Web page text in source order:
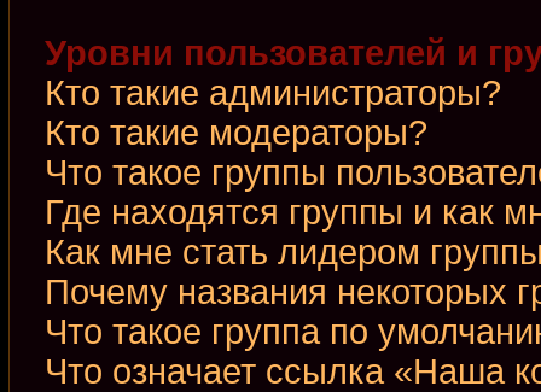
Уровни пользователей и
Кто такие администраторы?
Кто такие модераторы?
Что такое группы
Где находятся группы и как
Как мне стать лидером
Почему названия некоторых
Что такое группа по
Что означает ссылка «Наша